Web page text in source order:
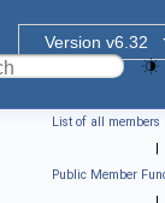
Version v6.32
List of all members
|
Public Member